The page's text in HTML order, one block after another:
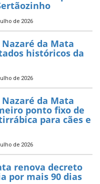
de 2026
da Mata
históricos da
de 2026
da Mata
ponto fixo de
para cães e
de 2026
renova decreto
por mais 90 dias